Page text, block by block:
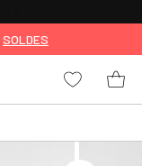
SOLDES